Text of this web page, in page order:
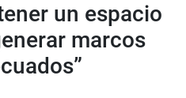
un espacio
marcos